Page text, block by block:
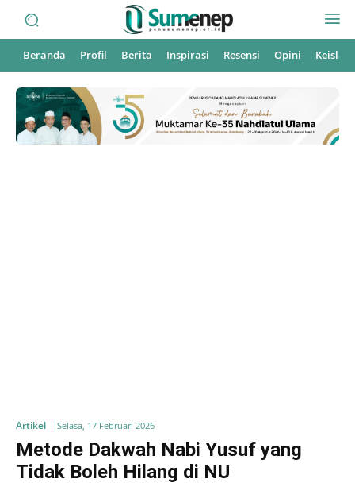
Beranda Profil Berita Inspirasi Resensi Opini
Artikel Selasa, 17 Februari 2026
Metode Dakwah Nabi Yusuf yang
Tidak Boleh Hilang di NU